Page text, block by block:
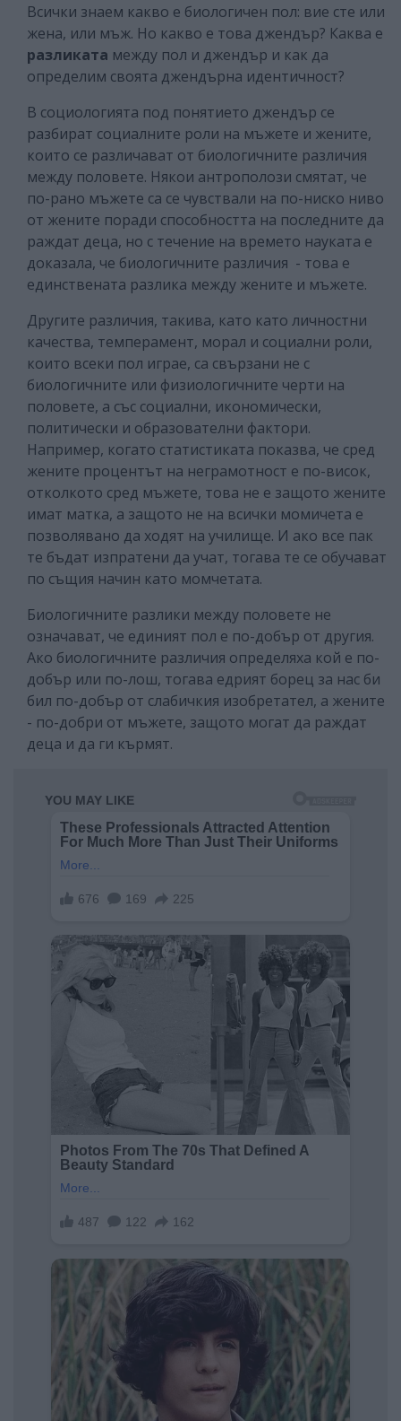
Всички знаем какво е биологичен пол: вие сте или
жена, или мъж. Но какво е това джендър? Каква е
разликата между пол и джендър и как да
определим своята джендърна идентичност?
В социологията под понятието джендър се
разбират социалните роли на мъжете и жените,
които се различават от биологичните различия
между половете. Някои антрополози смятат, че
по-рано мъжете са се чувствали на по-ниско ниво
от жените поради способността на последните да
раждат деца, но с течение на времето науката е
доказала, че биологичните различия - това е
единствената разлика между жените и мъжете.
Другите различия, такива, като като личностни
качества, темперамент, морал и социални роли,
които всеки пол играе, са свързани не с
биологичните или физиологичните черти на
половете, а със социални, икономически,
политически и образователни фактори.
Например, когато статистиката показва, че сред
жените процентът на неграмотност е по-висок,
отколкото сред мъжете, това не е защото жените
имат матка, а защото не на всички момичета е
позволявано да ходят на училище. И ако все пак
те бъдат изпратени да учат, тогава те се обучават
по същия начин като момчетата.
Биологичните разлики между половете не
означават, че единият пол е по-добър от другия.
Ако биологичните различия определяха кой е по-
добър или по-лош, тогава едрият борец за нас би
бил по-добър от слабичкия изобретател, а жените
- по-добри от мъжете, защото могат да раждат
деца и да ги кърмят.